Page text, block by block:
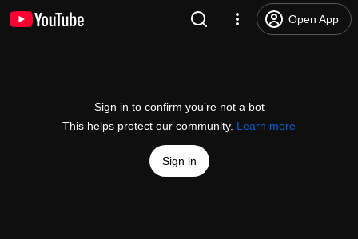
Open App
Sign in to confirm you’re not a bot
This helps protect our community. Learn more
Sign in